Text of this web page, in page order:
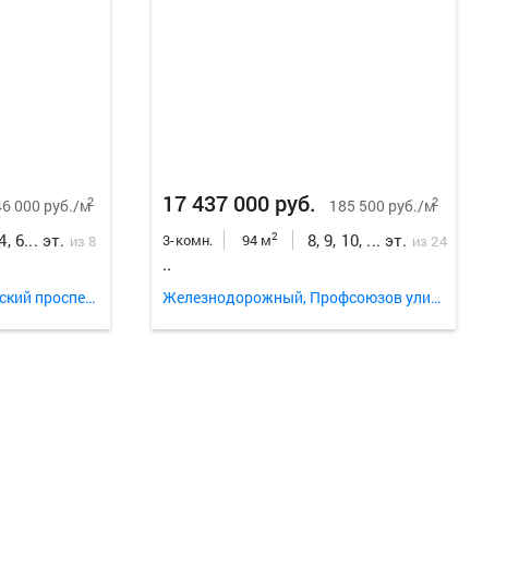
000 руб./м2
6... эт. из 8
Республика Алтай, Алтайский проспект 1
17 437 000 руб. 185 500 руб./м2
3-комн. 94 м2 8, 9, 10, ... эт. из 24
..
Железнодорожный, Профсоюзов улица 5.1